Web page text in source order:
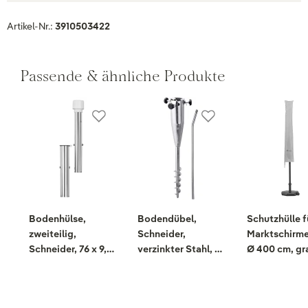
Artikel-Nr.: 3910503422
Passende & ähnliche Produkte
Bodenhülse,
zweiteilig,
Schneider, 76 x 9,5
Bodendübel,
Schneider,
verzinkter Stahl, 13
Schutzhülle
Ø 400 cm,